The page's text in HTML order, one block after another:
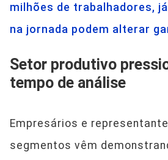
milhões de trabalhadores,
na jornada podem alterar
Setor produtivo
tempo de análise
Empresários e
segmentos vêm